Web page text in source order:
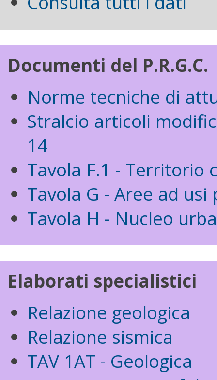
Documenti del P.R.G.C.
Norme tecniche di
Stralcio articoli
14
Tavola F.1 - Territorio
Tavola G - Aree ad
Tavola H - Nucleo
Elaborati specialistici
Relazione geologica
Relazione sismica
TAV 1AT - Geologica